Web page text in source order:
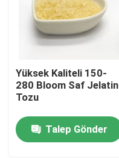
Yüksek Kaliteli 150-
280 Bloom Saf Jelatin
Tozu
Talep Gönder